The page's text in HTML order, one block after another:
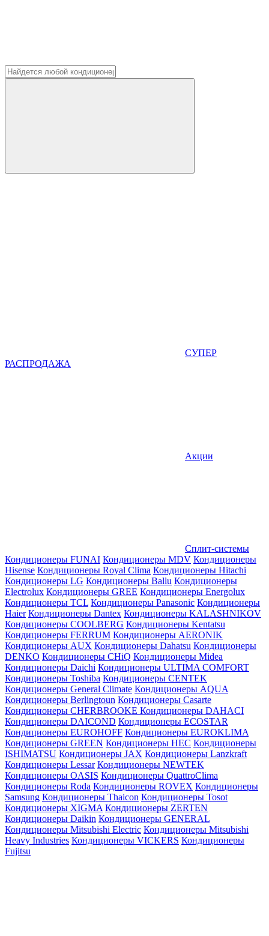
СУПЕР
РАСПРОДАЖА
Акции
Сплит-системы
Кондиционеры FUNAI Кондиционеры MDV Кондиционеры
Hisense Кондиционеры Royal Clima Кондиционеры Hitachi
Кондиционеры LG Кондиционеры Ballu Кондиционеры
Electrolux Кондиционеры GREE Кондиционеры Energolux
Кондиционеры TCL Кондиционеры Panasonic Кондиционеры
Haier Кондиционеры Dantex Кондиционеры KALASHNIKOV
Кондиционеры СOOLBERG Кондиционеры Kentatsu
Кондиционеры FERRUM Кондиционеры AERONIK
Кондиционеры AUX Кондиционеры Dahatsu Кондиционеры
DENKO Кондиционеры CHiQ Кондиционеры Midea
Кондиционеры Daichi Кондиционеры ULTIMA COMFORT
Кондиционеры Toshiba Кондиционеры CENTEK
Кондиционеры General Climate Кондиционеры AQUA
Кондиционеры Berlingtoun Кондиционеры Casarte
Кондиционеры CHERBROOKE Кондиционеры DAHACI
Кондиционеры DAICOND Кондиционеры ECOSTAR
Кондиционеры EUROHOFF Кондиционеры EUROKLIMA
Кондиционеры GREEN Кондиционеры HEC Кондиционеры
ISHIMATSU Кондиционеры JAX Кондиционеры Lanzkraft
Кондиционеры Lessar Кондиционеры NEWTEK
Кондиционеры OASIS Кондиционеры QuattroClima
Кондиционеры Roda Кондиционеры ROVEX Кондиционеры
Samsung Кондиционеры Thaicon Кондиционеры Tosot
Кондиционеры XIGMA Кондиционеры ZERTEN
Кондиционеры Daikin Кондиционеры GENERAL
Кондиционеры Mitsubishi Electric Кондиционеры Mitsubishi
Heavy Industries Кондиционеры VICKERS Кондиционеры
Fujitsu